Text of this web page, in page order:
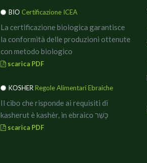
BIO Certificazione ICEA
La certificazione biologica garantisce
la conformità delle produzioni ottenute
con metodo biologico
scarica PDF
KOSHER Regole Alimentari Ebraiche
Il cibo che risponde ai requisiti di
kasherut è kashèr, in ebraico כָּשֵׁר
scarica PDF